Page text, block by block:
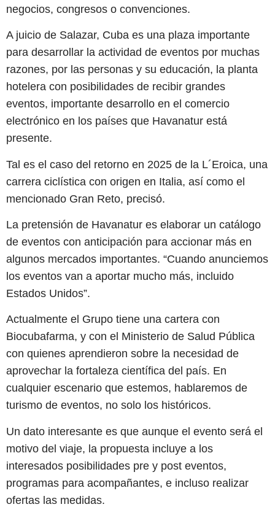
negocios, congresos o convenciones.
A juicio de Salazar, Cuba es una plaza importante
para desarrollar la actividad de eventos por muchas
razones, por las personas y su educación, la planta
hotelera con posibilidades de recibir grandes
eventos, importante desarrollo en el comercio
electrónico en los países que Havanatur está
presente.
Tal es el caso del retorno en 2025 de la L´Eroica, una
carrera ciclística con origen en Italia, así como el
mencionado Gran Reto, precisó.
La pretensión de Havanatur es elaborar un catálogo
de eventos con anticipación para accionar más en
algunos mercados importantes. “Cuando anunciemos
los eventos van a aportar mucho más, incluido
Estados Unidos”.
Actualmente el Grupo tiene una cartera con
Biocubafarma, y con el Ministerio de Salud Pública
con quienes aprendieron sobre la necesidad de
aprovechar la fortaleza científica del país. En
cualquier escenario que estemos, hablaremos de
turismo de eventos, no solo los históricos.
Un dato interesante es que aunque el evento será el
motivo del viaje, la propuesta incluye a los
interesados posibilidades pre y post eventos,
programas para acompañantes, e incluso realizar
ofertas las medidas.